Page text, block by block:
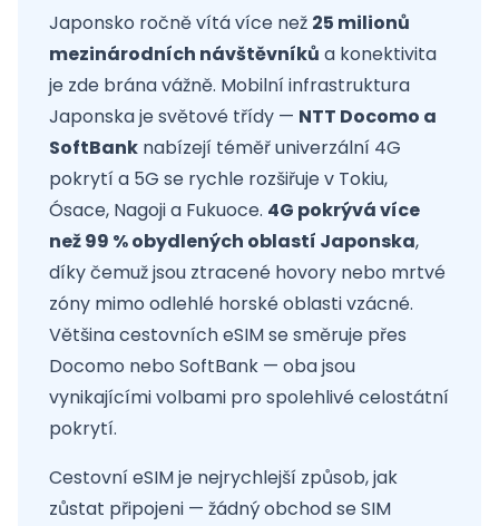
Japonsko ročně vítá více než 25 milionů
mezinárodních návštěvníků a konektivita
je zde brána vážně. Mobilní infrastruktura
Japonska je světové třídy — NTT Docomo a
SoftBank nabízejí téměř univerzální 4G
pokrytí a 5G se rychle rozšiřuje v Tokiu,
Ósace, Nagoji a Fukuoce. 4G pokrývá více
než 99 % obydlených oblastí Japonska,
díky čemuž jsou ztracené hovory nebo mrtvé
zóny mimo odlehlé horské oblasti vzácné.
Většina cestovních eSIM se směruje přes
Docomo nebo SoftBank — oba jsou
vynikajícími volbami pro spolehlivé celostátní
pokrytí.
Cestovní eSIM je nejrychlejší způsob, jak
zůstat připojeni — žádný obchod se SIM